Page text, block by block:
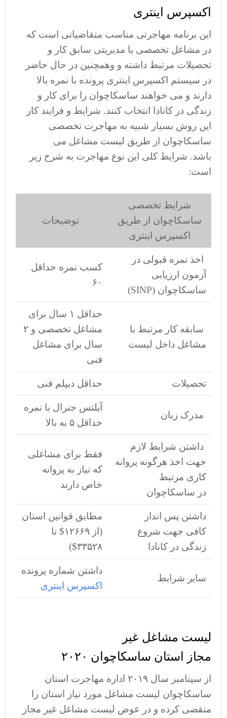
اکسپرس اینتری
این برنامه مهاجرتی مناسب متقاضیانی است که
در مشاغل تخصصی یا مدیریتی سابق کار و
تحصیلات مرتبط داشته و وهمچنین در حال حاضر
در سیستم اکسپرس اینتری پرونده با نمره بالا
دارند و می خواهند ساسکاچوان را برای کار و
زندگی در کانادا انتخاب کنند. شرایط و فرایند کار
این روش بسیار شبیه به مهاجرت تخصصی
ساسکاچوان از طریق لیست مشاغل می
باشد. شرایط کلی این نوع مهاجرت به شرح زیر
است:
شرایط تخصصی
ساسکاچوان از طریق
اکسپرس اینتری
توضیحات
اخذ نمره قبولی در
آزمون ارزیابی
ساسکاچوان (SINP)
کسب نمره حداقل
۶۰
سابقه کار مرتبط با
مشاغل داخل لیست
حداقل ۱ سال برای
مشاغل تخصصی و ۲
سال برای مشاغل
فنی
تحصیلات حداقل دیپلم فنی
مدرک زبان
آیلتس جنرال با نمره
حداقل ۵ به بالا
داشتن شرایط لازم
جهت اخذ هرگونه پروانه
کاری مرتبط
در ساسکاچوان
فقط برای مشاغلی
که نیاز به پروانه
خاص دارند
داشتن پس انداز
کافی جهت شروع
زندگی در کانادا
مطابق قوانین استان
(از ۱۲۶۶۹$ تا
۳۳۵۲۸$)
سایر شرایط
داشتن شماره پرونده
اکسپرس اینتری
لیست مشاغل غیر
مجاز استان ساسکاچوان ۲۰۲۰
از سپتامبر سال ۲۰۱۹ اداره مهاجرت استان
ساسکاچوان لیست مشاغل مورد نیاز استان را
منقضی کرده و در عوض لیست مشاغل غیر مجاز